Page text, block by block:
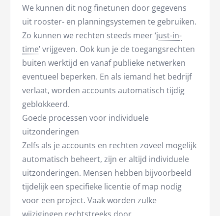
We kunnen dit nog finetunen door gegevens
uit rooster- en planningsystemen te gebruiken.
Zo kunnen we rechten steeds meer ‘just-in-
time’ vrijgeven. Ook kun je de toegangsrechten
buiten werktijd en vanaf publieke netwerken
eventueel beperken. En als iemand het bedrijf
verlaat, worden accounts automatisch tijdig
geblokkeerd.
Goede processen voor individuele
uitzonderingen
Zelfs als je accounts en rechten zoveel mogelijk
automatisch beheert, zijn er altijd individuele
uitzonderingen. Mensen hebben bijvoorbeeld
tijdelijk een specifieke licentie of map nodig
voor een project. Vaak worden zulke